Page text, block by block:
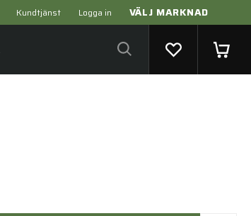
Kundtjänst Logga in VÄLJ MARKNAD